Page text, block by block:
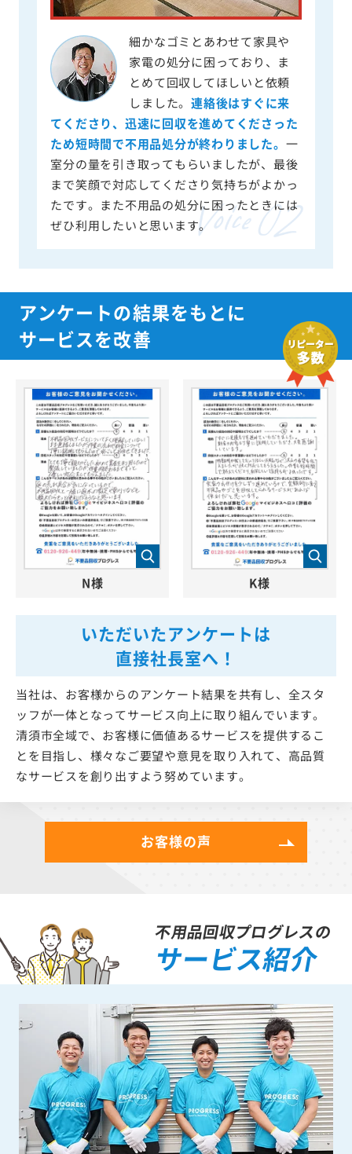
細かなゴミとあわせて家具や
家電の処分に困っており、ま
とめて回収してほしいと依頼
しました。連絡後はすぐに来
てくださり、迅速に回収を進めてくださった
ため短時間で不用品処分が終わりました。 一
室分の量を引き取ってもらいましたが、最後
まで笑顔で対応してくださり気持ちがよかっ
たです。また不用品の処分に困ったときには
ぜひ利用したいと思います。
アンケートの結果をもとに
サービスを改善
いただいたアンケートは
直接社長室へ！
当社は、お客様からのアンケート結果を共有し、全スタ
ッフが一体となってサービス向上に取り組んでいます。
清須市全域で、お客様に価値あるサービスを提供するこ
とを目指し、様々なご要望や意見を取り入れて、高品質
なサービスを創り出すよう努めています。
N様 K様
お客様の声
不用品回収プログレスの
サービス紹介